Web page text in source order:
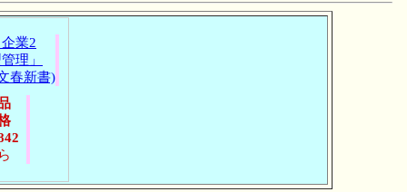
業2
理」
春新書)